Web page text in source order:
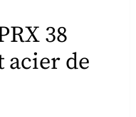
38
acier de